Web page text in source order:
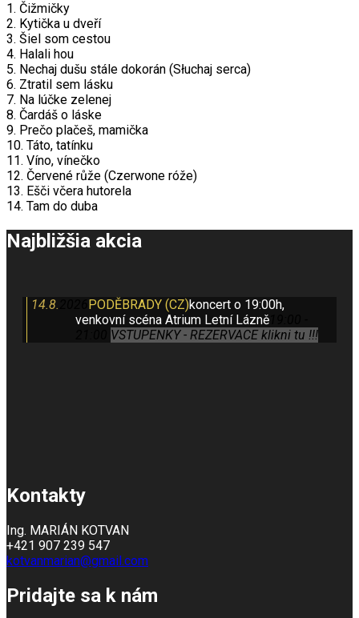
1. Čižmičky
2. Kytička u dveří
3. Šiel som cestou
4. Halali hou
5. Nechaj dušu stále dokorán (Słuchaj serca)
6. Ztratil sem lásku
7. Na lúčke zelenej
8. Čardáš o láske
9. Prečo plačeš, mamička
10. Táto, tatínku
11. Víno, vínečko
12. Červené růže (Czerwone róže)
13. Ešči včera hutorela
14. Tam do duba
Najbližšia akcia
14.8. PODĚBRADY (CZ)koncert o 19:00h,
venkovní scéna Atrium Letní Lázně
VSTUPENKY - REZERVACE klikni tu !!!
Kontakty
Ing. MARIÁN KOTVAN
+421 907 239 547
kotvanmarian@gmail.com
Pridajte sa k nám